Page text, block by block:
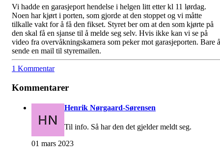
Vi hadde en garasjeport hendelse i helgen litt etter kl 11 lørdag.
Noen har kjørt i porten, som gjorde at den stoppet og vi måtte
tilkalle vakt for å få den fikset. Styret ber om at den som kjørte på
den skal få en sjanse til å melde seg selv. Hvis ikke kan vi se på
video fra overvåkningskamera som peker mot garasjeporten. Bare å
sende en mail til styremailen.
1 Kommentar
Kommentarer
Henrik Nørgaard-Sørensen
Til info. Så har den det gjelder meldt seg.
01 mars 2023